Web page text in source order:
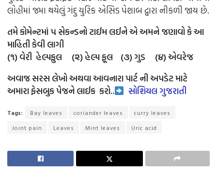
લોહીમાં જમા થયેલું ગંદુ યુરિક એસિડ પેશાબ દ્વારા નીકળી જાય છે.
તમે કોમેન્ટમાં ૫ સેકન્ડનો ટાઈમ લઈને એ અમને જણાવો કે આ
માહિતી કેવી લાગી
(૧) વેરી હેલ્પફુલ (૨) હેલ્પ ફૂલ (૩) ગુડ (૪) એવરેજ
અવાજ સરસ લેખો અથવા આવનારા પાર્ટ ની અપડેટ માટે
અમારા ફેસબુક પેજને લાઈક કરો.. સોશિયલ ગુજરાતી
Tags: Bay leaves coriander leaves
curry leaves
Joint pain
Leaves Mint leaves Uric acid